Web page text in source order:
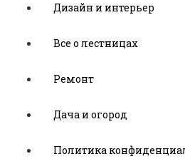
Дизайн и интерьер
Все о лестницах
Ремонт
Дача и огород
Политика